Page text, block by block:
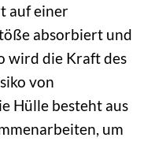
auf einer
absorbiert und
wird die Kraft des
von
Hülle besteht aus
um